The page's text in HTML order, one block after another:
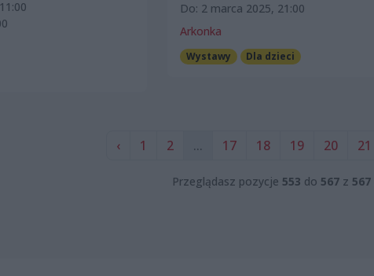
Do: 2 marca 2025, 21:00
Arkonka
Wystawy Dla dzieci
‹ 1 2 ... 17 18 19 20 21
Przeglądasz pozycje 553 do 567 z 567